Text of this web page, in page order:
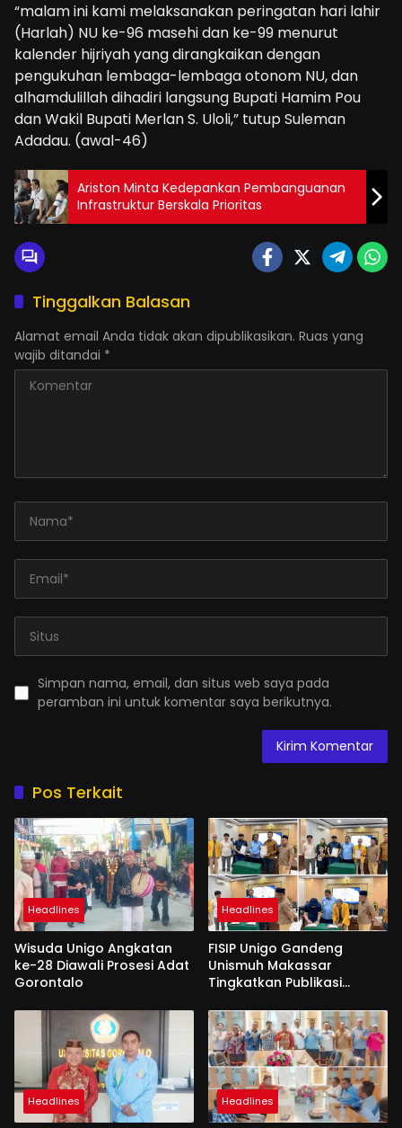
“malam ini kami melaksanakan peringatan hari lahir
(Harlah) NU ke-96 masehi dan ke-99 menurut
kalender hijriyah yang dirangkaikan dengan
pengukuhan lembaga-lembaga otonom NU, dan
alhamdulillah dihadiri langsung Bupati Hamim Pou
dan Wakil Bupati Merlan S. Uloli,” tutup Suleman
Adadau. (awal-46)
Ariston Minta Kedepankan Pembanguanan
Infrastruktur Berskala Prioritas
Tinggalkan Balasan
Alamat email Anda tidak akan dipublikasikan. Ruas yang
wajib ditandai *
Simpan nama, email, dan situs web saya pada
peramban ini untuk komentar saya berikutnya.
Pos Terkait
Headlines
Wisuda Unigo Angkatan
ke-28 Diawali Prosesi Adat
Gorontalo
Headlines
FISIP Unigo Gandeng
Unismuh Makassar
Tingkatkan Publikasi
Headlines Headlines